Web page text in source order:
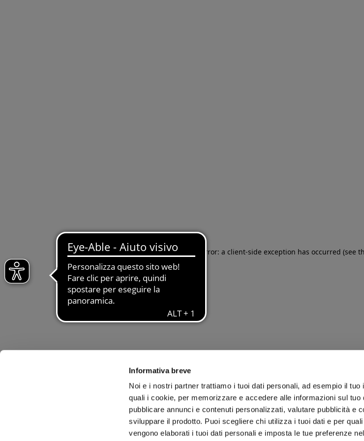
Informativa breve
Noi e i nostri partner trattiamo i tuoi dati personali, ad esempio il
quali i cookie, per memorizzare e accedere alle informazioni sul
pubblicare annunci e contenuti personalizzati, valutare pubblicità e
sviluppare il prodotto. Puoi scegliere chi utilizza i tuoi dati e per
vengono elaborati i tuoi dati personali e imposta le tue preferenze
Application error: a client-side exception has occurred (see